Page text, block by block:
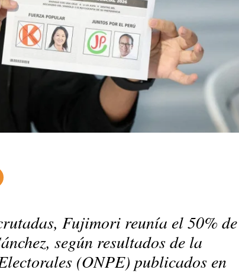
Fujimori reunía el 50% de
según resultados de la
(ONPE) publicados en